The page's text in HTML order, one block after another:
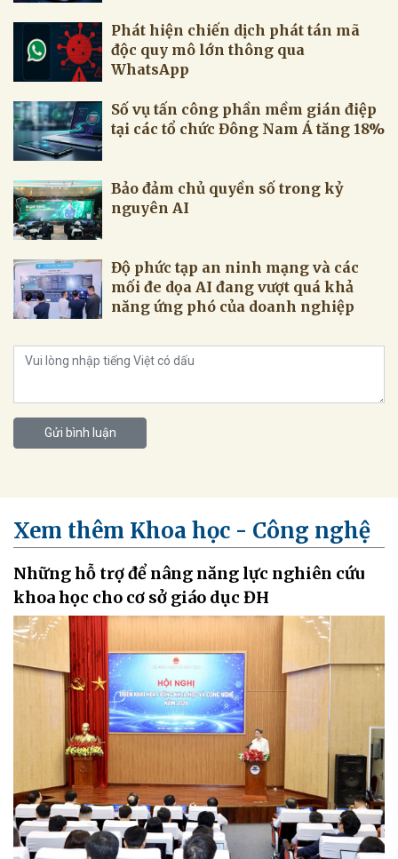
Phát hiện chiến dịch phát tán mã
độc quy mô lớn thông qua
WhatsApp
Số vụ tấn công phần mềm gián điệp
tại các tổ chức Đông Nam Á tăng 18%
Bảo đảm chủ quyền số trong kỷ
nguyên AI
Độ phức tạp an ninh mạng và các
mối đe dọa AI đang vượt quá khả
năng ứng phó của doanh nghiệp
Gửi bình luận
Xem thêm Khoa học - Công nghệ
Những hỗ trợ để nâng năng lực nghiên cứu
khoa học cho cơ sở giáo dục ĐH